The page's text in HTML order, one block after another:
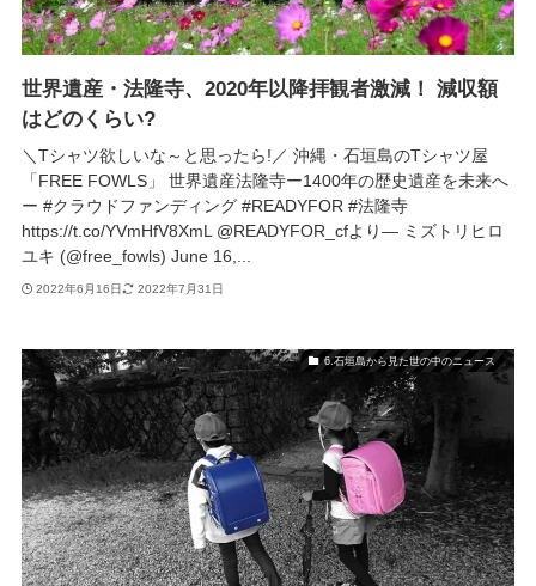
世界遺産・法隆寺、2020年以降拝観者激減！ 減収額
はどのくらい?
＼Tシャツ欲しいな～と思ったら!／ 沖縄・石垣島のTシャツ屋
「FREE FOWLS」 世界遺産法隆寺ー1400年の歴史遺産を未来へ
ー #クラウドファンディング #READYFOR #法隆寺
https://t.co/YVmHfV8XmL @READYFOR_cfより— ミズトリヒロ
ユキ (@free_fowls) June 16,...
2022年6月16日 2022年7月31日
6.石垣島から見た世の中のニュース